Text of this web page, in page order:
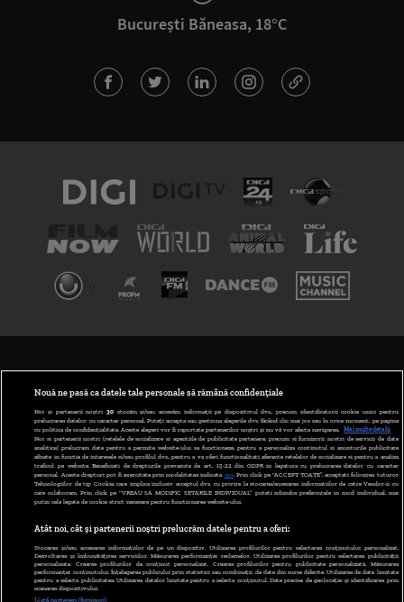
București Băneasa, 18°C
ABONARE DIGI TV
GESTIONAȚI PREFERINȚELE
CODUL DIGI24
CAMERE WEB
CONTACT/INFO
Nouă ne pasă ca datele tale personale să rămână confidențiale
Noi și partenerii noștri 30stocăm și/sau accesăm informații pe dispozitivul dvs., precum identificatorii cookie unici pentru
prelucrarea datelor cu caracter personal. Puteți accepta sau gestiona alegerile dvs. făcând clic mai jos sau în orice moment, pe pagina
cu politica de confidențialitate. Aceste alegeri vor fi raportate partenerilor noștri și nu vă vor afecta navigarea.
Mai multe detalii
Noi si partenerii nostri (retelele de socializare si agentiile de publicitate partenere, precum si furnizorii nostri de servicii de date
analitice) prelucram date pentru a permite website-ului sa functioneze, pentru a personaliza continutul si anunturile publicitare
afisate in functie de interesele si/sau profilul dvs., pentru a va oferi functionalitati aferente retelelor de socializare si pentru a analiza
traficul pe website. Beneficiati de drepturile prevazute de art. 15-22 din GDPR in legatura cu prelucrarea datelor cu caracter
personal. Aceste drepturi pot fi exercitate prin modalitatea indicata aici. Prin click pe “ACCEPT TOATE”, acceptati folosirea tuturor
Tehnologiilor de tip Cookie, care implica inclusiv acceptul dvs. cu privire la stocarea/accesarea informatiilor de catre Vendor-ii cu
care colaboram. Prin click pe “VREAU SA MODIFIC SETARILE INDIVIDUAL” puteti schimba preferintele in mod individual, mai
putin cele legate de cookie strict necesare pentru functionarea website-ului.
Atât noi, cât și partenerii noștri prelucrăm datele pentru a oferi:
Stocarea și/sau accesarea informațiilor de pe un dispozitiv. Utilizarea profilurilor pentru selectarea conținutului personalizat.
Dezvoltarea și îmbunătățirea serviciilor. Măsurarea performanței reclamelor. Utilizarea profilurilor pentru selectarea publicității
personalizate. Crearea profilurilor de conținut personalizat. Crearea profilurilor pentru publicitate personalizată. Măsurarea
performanței conținutului. Înțelegerea publicului prin statistici sau combinații de date din surse diferite. Utilizarea de date limitate
pentru a selecta publicitatea. Utilizarea datelor limitate pentru a selecta conținutul. Date precise de geolocație și identificarea prin
scanarea dispozitivului.